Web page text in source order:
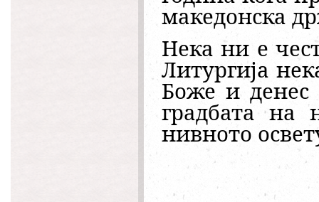
македонска
Нека ни е
Литургија
Боже и денес
градбата на
нивното